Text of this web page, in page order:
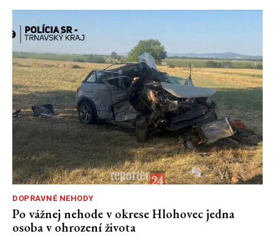
DOPRAVNÉ NEHODY
Po vážnej nehode v okrese Hlohovec jedna
osoba v ohrození života